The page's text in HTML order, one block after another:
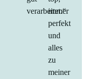
verarbeitet.“
immer
perfekt
und
alles
zu
meiner